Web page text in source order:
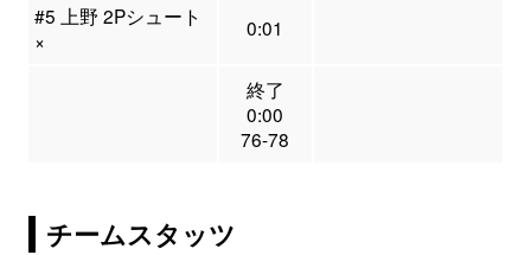
#5 上野 2Pシュート
×
0:01
終了
0:00
76-78
チームスタッツ